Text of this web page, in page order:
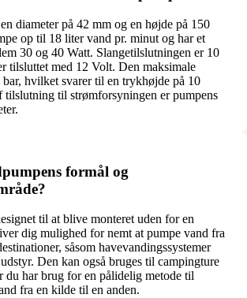
diameter på 42 mm og en højde på 150
op til 18 liter vand pr. minut og har et
30 og 40 Watt. Slangetilslutningen er 10
tilsluttet med 12 Volt. Den maksimale
hvilket svarer til en trykhøjde på 10
til strømforsyningen er pumpens
formål og
til at blive monteret uden for en
dig mulighed for nemt at pumpe vand fra
såsom havevandingssystemer
Den kan også bruges til campingture
du har brug for en pålidelig metode til
fra en kilde til en anden.